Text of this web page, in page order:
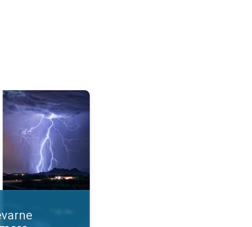
razmere. Obvestila o nevihti. . .